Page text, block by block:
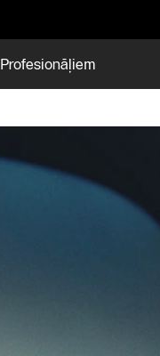
Profesionāļiem